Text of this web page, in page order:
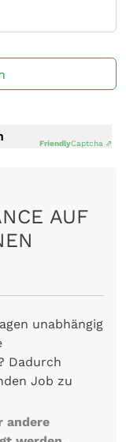
FriendlyCaptcha ⇗
AUF
unabhängig
Dadurch
Job zu
andere